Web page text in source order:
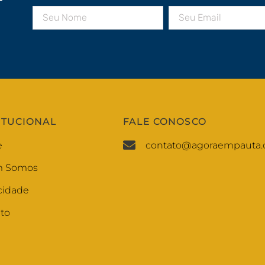
Somos
FALE CONOSCO